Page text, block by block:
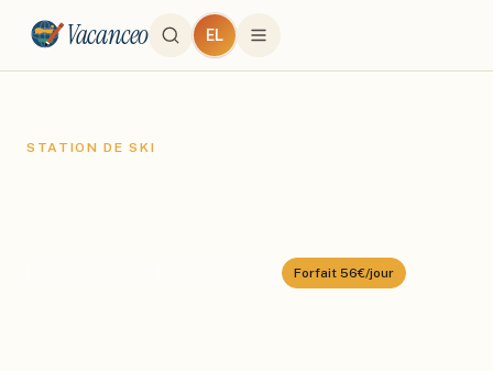
Vacanceo EL
STATION DE SKI
Forfait 56€/jour